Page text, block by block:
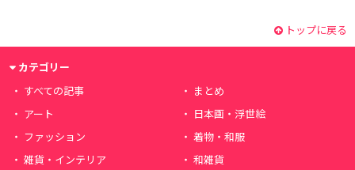
トップに戻る
カテゴリー
すべての記事
まとめ
アート
日本画・浮世絵
ファッション
着物・和服
雑貨・インテリア
和雑貨